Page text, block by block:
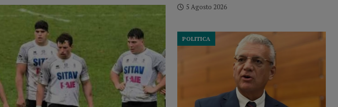
5 Agosto 2026
POLITICA